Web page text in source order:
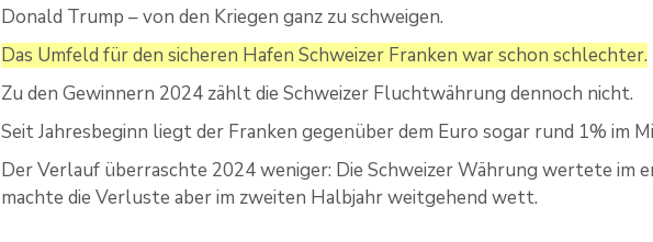
Donald Trump – von den Kriegen ganz zu schweigen.
Das Umfeld für den sicheren Hafen Schweizer Franken war schon schlechter.
Zu den Gewinnern 2024 zählt die Schweizer Fluchtwährung dennoch nicht.
Seit Jahresbeginn liegt der Franken gegenüber dem Euro sogar rund 1% im
Der Verlauf überraschte 2024 weniger: Die Schweizer Währung wertete im
machte die Verluste aber im zweiten Halbjahr weitgehend wett.